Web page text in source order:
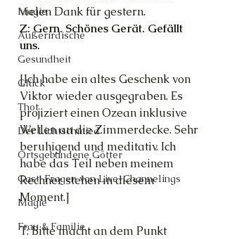
Magie
Außerirdische
Gesundheit
Glück
Thot
Der Lichtschmied
Ortsgebundene Götter
Gast-Fragen von Live-Channelings
Magie
Frau & Familie
vielen Dank für gestern.
Z: Gern. Schönes Gerät. Gefällt
uns.
[Ich habe ein altes Geschenk von
Viktor wieder ausgegraben. Es
projiziert einen Ozean inklusive
Wellen an die Zimmerdecke. Sehr
beruhigend und meditativ. Ich
habe das Teil neben meinem
Rechner stehen in diesem
Moment.]
T: Bitte macht an dem Punkt